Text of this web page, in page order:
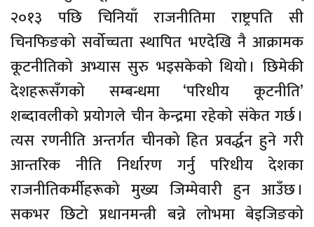
२०१३ पछि चिनियाँ राजनीतिमा राष्ट्रपति सी
चिनफिङको सर्वोच्चता स्थापित भएदेखि नै आक्रामक
कूटनीतिको अभ्यास सुरु भइसकेको थियो । छिमेकी
देशहरूसँगको सम्बन्धमा ‘परिधीय कूटनीति’
शब्दावलीको प्रयोगले चीन केन्द्रमा रहेको संकेत गर्छ ।
त्यस रणनीति अन्तर्गत चीनको हित प्रवर्द्धन हुने गरी
आन्तरिक नीति निर्धारण गर्नु परिधीय देशका
राजनीतिकर्मीहरूको मुख्य जिम्मेवारी हुन आउँछ ।
सकभर छिटो प्रधानमन्त्री बन्ने लोभमा बेइजिङको